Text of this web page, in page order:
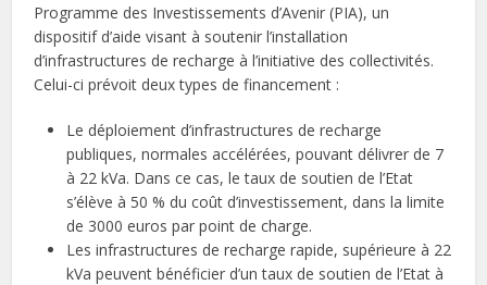
Programme des Investissements d’Avenir (PIA), un
dispositif d’aide visant à soutenir l’installation
d’infrastructures de recharge à l’initiative des collectivités.
Celui-ci prévoit deux types de financement :
Le déploiement d’infrastructures de recharge
publiques, normales accélérées, pouvant délivrer de 7
à 22 kVa. Dans ce cas, le taux de soutien de l’Etat
s’élève à 50 % du coût d’investissement, dans la limite
de 3000 euros par point de charge.
Les infrastructures de recharge rapide, supérieure à 22
kVa peuvent bénéficier d’un taux de soutien de l’Etat à